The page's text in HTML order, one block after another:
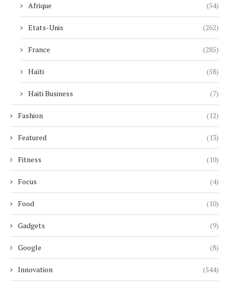
Afrique (54)
Etats-Unis (262)
France (285)
Haïti (58)
Haiti Business (7)
Fashion (12)
Featured (13)
Fitness (10)
Focus (4)
Food (10)
Gadgets (9)
Google (8)
Innovation (544)